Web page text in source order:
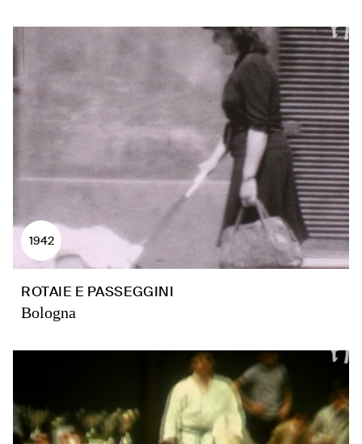
1942
ROTAIE E PASSEGGINI
Bologna